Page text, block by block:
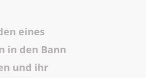
eines
in den Bann
und ihr